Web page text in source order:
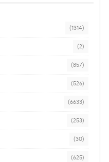
(1314)
(2)
(857)
(526)
(6633)
(253)
(30)
(625)